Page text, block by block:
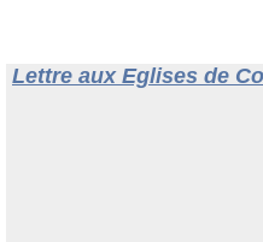
Lettre aux Eglises de